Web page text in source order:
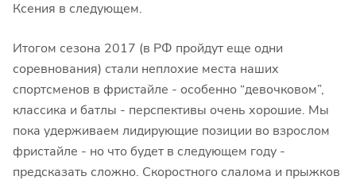
Ксения в следующем.
Итогом сезона 2017 (в РФ пройдут еще одни
соревнования) стали неплохие места наших
спортсменов в фристайле - особенно “девочковом”,
классика и батлы - перспективы очень хорошие. Мы
пока удерживаем лидирующие позиции во взрослом
фристайле - но что будет в следующем году -
предсказать сложно. Скоростного слалома и прыжков